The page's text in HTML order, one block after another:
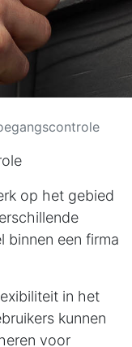
op het gebied
binnen een firma
in het
kunnen
voor